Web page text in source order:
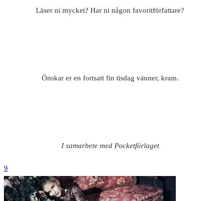
Läser ni mycket? Har ni någon favoritförfattare?
Önskar er en fortsatt fin tisdag vänner, kram.
I samarbete med Pocketförlaget
9